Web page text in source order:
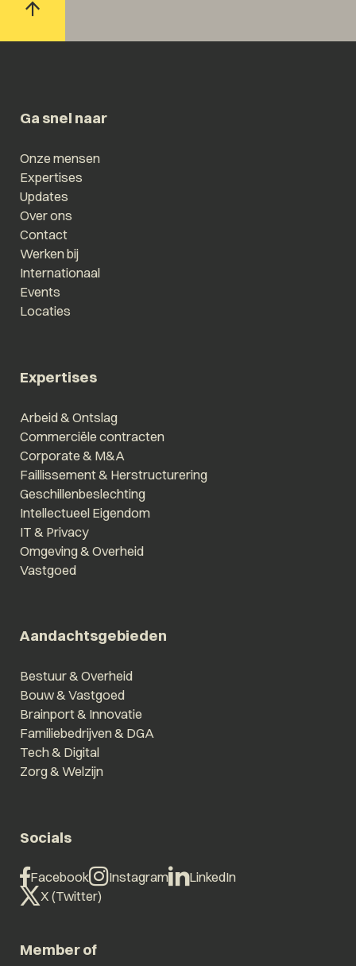
Ga snel naar
Onze mensen
Expertises
Updates
Over ons
Contact
Werken bij
Internationaal
Events
Locaties
Expertises
Arbeid & Ontslag
Commerciële contracten
Corporate & M&A
Faillissement & Herstructurering
Geschillenbeslechting
Intellectueel Eigendom
IT & Privacy
Omgeving & Overheid
Vastgoed
Aandachtsgebieden
Bestuur & Overheid
Bouw & Vastgoed
Brainport & Innovatie
Familiebedrijven & DGA
Tech & Digital
Zorg & Welzijn
Socials
Facebook Instagram
LinkedIn
X (Twitter)
Member of